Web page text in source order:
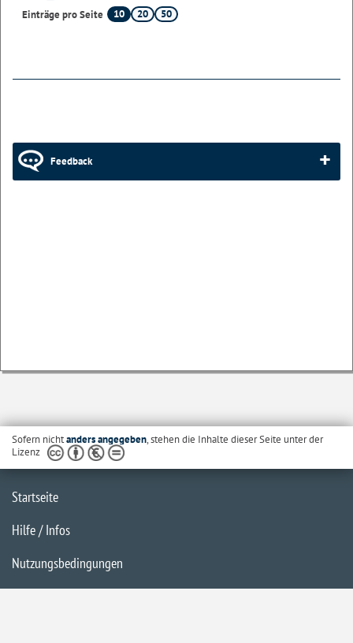
Einträge pro Seite
10 20 50
Feedback
Sofern nichtanders angegeben, stehen die Inhalte dieser Seite unter der
Lizenz
Startseite
Hilfe / Infos
Nutzungsbedingungen